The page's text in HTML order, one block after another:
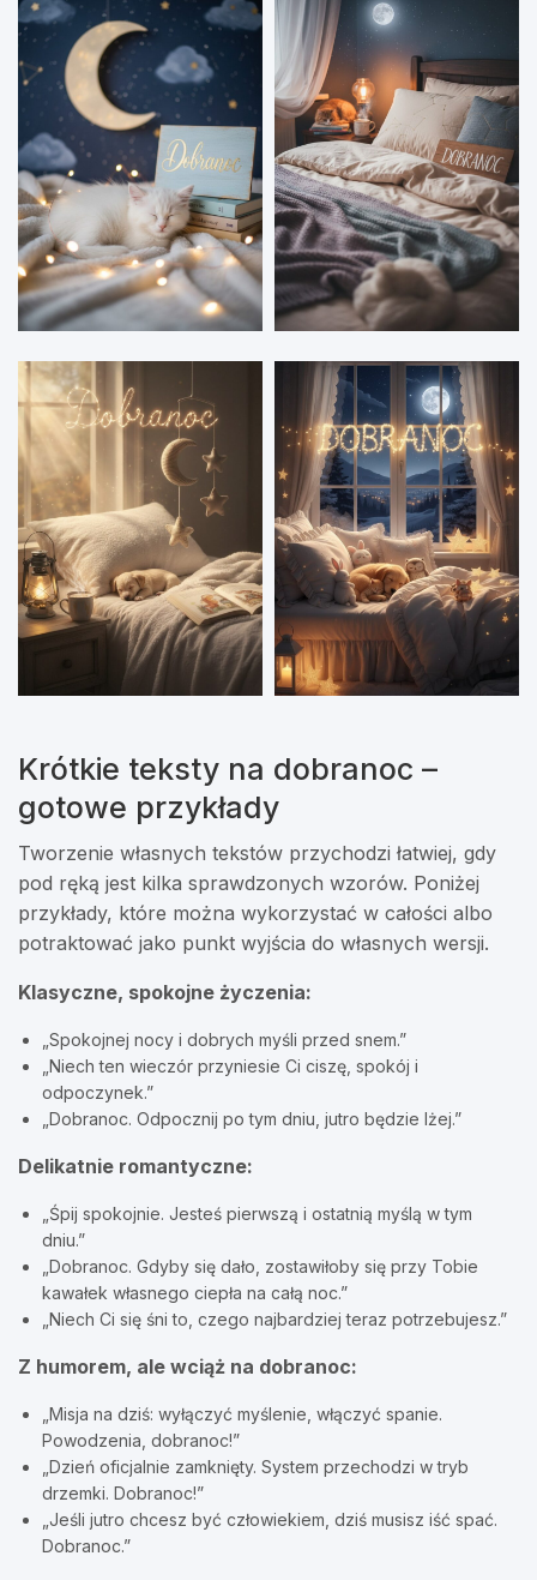
Krótkie teksty na dobranoc –
gotowe przykłady
Tworzenie własnych tekstów przychodzi łatwiej, gdy
pod ręką jest kilka sprawdzonych wzorów. Poniżej
przykłady, które można wykorzystać w całości albo
potraktować jako punkt wyjścia do własnych wersji.
Klasyczne, spokojne życzenia:
„Spokojnej nocy i dobrych myśli przed snem.”
„Niech ten wieczór przyniesie Ci ciszę, spokój i
odpoczynek.”
„Dobranoc. Odpocznij po tym dniu, jutro będzie lżej.”
Delikatnie romantyczne:
„Śpij spokojnie. Jesteś pierwszą i ostatnią myślą w tym
dniu.”
„Dobranoc. Gdyby się dało, zostawiłoby się przy Tobie
kawałek własnego ciepła na całą noc.”
„Niech Ci się śni to, czego najbardziej teraz potrzebujesz.”
Z humorem, ale wciąż na dobranoc:
„Misja na dziś: wyłączyć myślenie, włączyć spanie.
Powodzenia, dobranoc!”
„Dzień oficjalnie zamknięty. System przechodzi w tryb
drzemki. Dobranoc!”
„Jeśli jutro chcesz być człowiekiem, dziś musisz iść spać.
Dobranoc.”